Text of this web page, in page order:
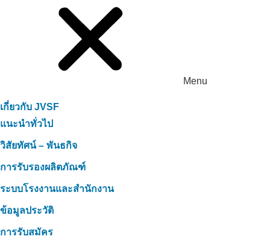
Menu
เกี่ยวกับ JVSF
แนะนำทั่วไป
วิสัยทัศน์ – พันธกิจ
การรับรองผลิตภัณฑ์
ระบบโรงงานและสำนักงาน
ข้อมูลประวัติ
การรับสมัคร